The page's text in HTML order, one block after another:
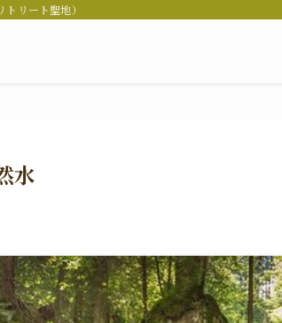
リート聖地）
水